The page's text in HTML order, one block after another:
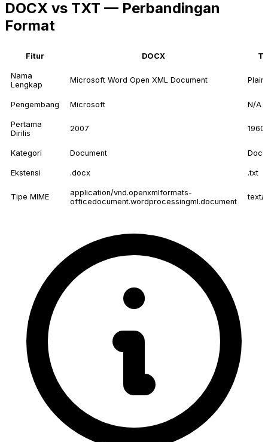
DOCX vs TXT — Perbandingan
Format
Fitur DOCX
Nama
Lengkap
Microsoft Word Open XML Document Plain
Pengembang Microsoft N/A
Pertama
Dirilis
2007 1960
Kategori Document
Ekstensi .docx .txt
Tipe MIME
application/vnd.openxmlformats-
officedocument.wordprocessingml.document
text/